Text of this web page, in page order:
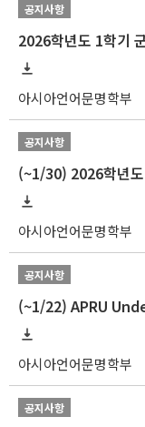
공지사항
2026학년도 1학기
아시아언어문명학부
공지사항
아시아언어문명학부
공지사항
아시아언어문명학부
공지사항